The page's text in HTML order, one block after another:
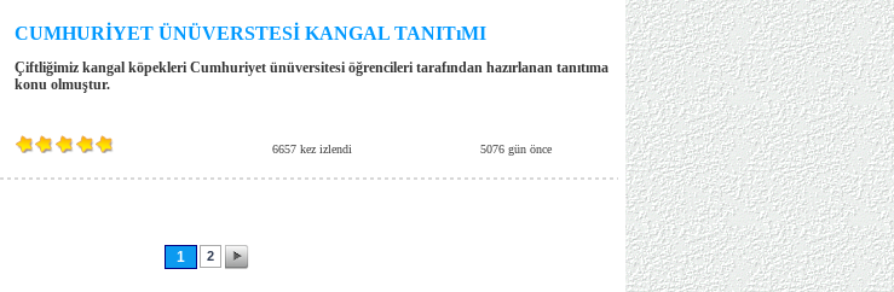
CUMHURİYET ÜNÜVERSTESİ KANGAL TANITıMI
Çiftliğimiz kangal köpekleri Cumhuriyet ünüversitesi öğrencileri tarafından hazırlanan tanıtıma
konu olmuştur.
6657 kez izlendi 5076 gün önce
1 2